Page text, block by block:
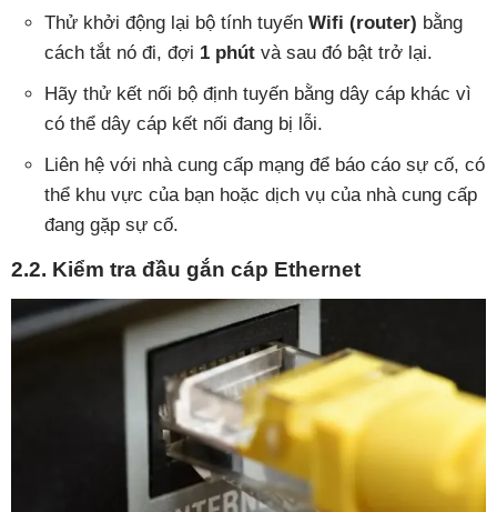
Thử khởi động lại bộ tính tuyến Wifi (router) bằng
cách tắt nó đi, đợi 1 phút và sau đó bật trở lại.
Hãy thử kết nối bộ định tuyến bằng dây cáp khác vì
có thể dây cáp kết nối đang bị lỗi.
Liên hệ với nhà cung cấp mạng để báo cáo sự cố, có
thể khu vực của bạn hoặc dịch vụ của nhà cung cấp
đang gặp sự cố.
2.2. Kiểm tra đầu gắn cáp Ethernet